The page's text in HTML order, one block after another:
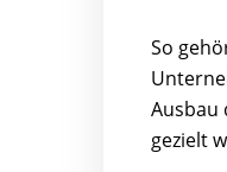
So
Ausbau
gezielt